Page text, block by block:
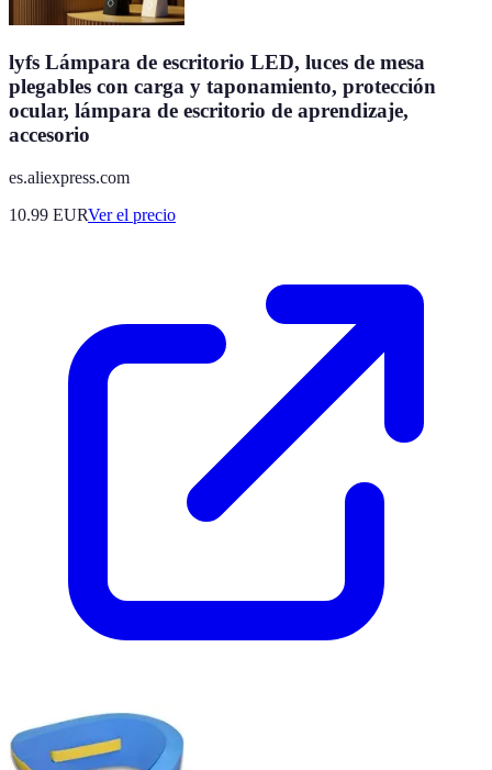
lyfs Lámpara de escritorio LED, luces de mesa
plegables con carga y taponamiento, protección
ocular, lámpara de escritorio de aprendizaje,
accesorio
es.aliexpress.com
10.99 EURVer el precio